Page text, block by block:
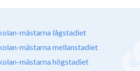
mästarna lågstadiet
mästarna mellanstadiet
mästarna högstadiet